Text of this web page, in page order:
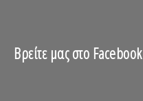
Βρείτε μας στο Facebook